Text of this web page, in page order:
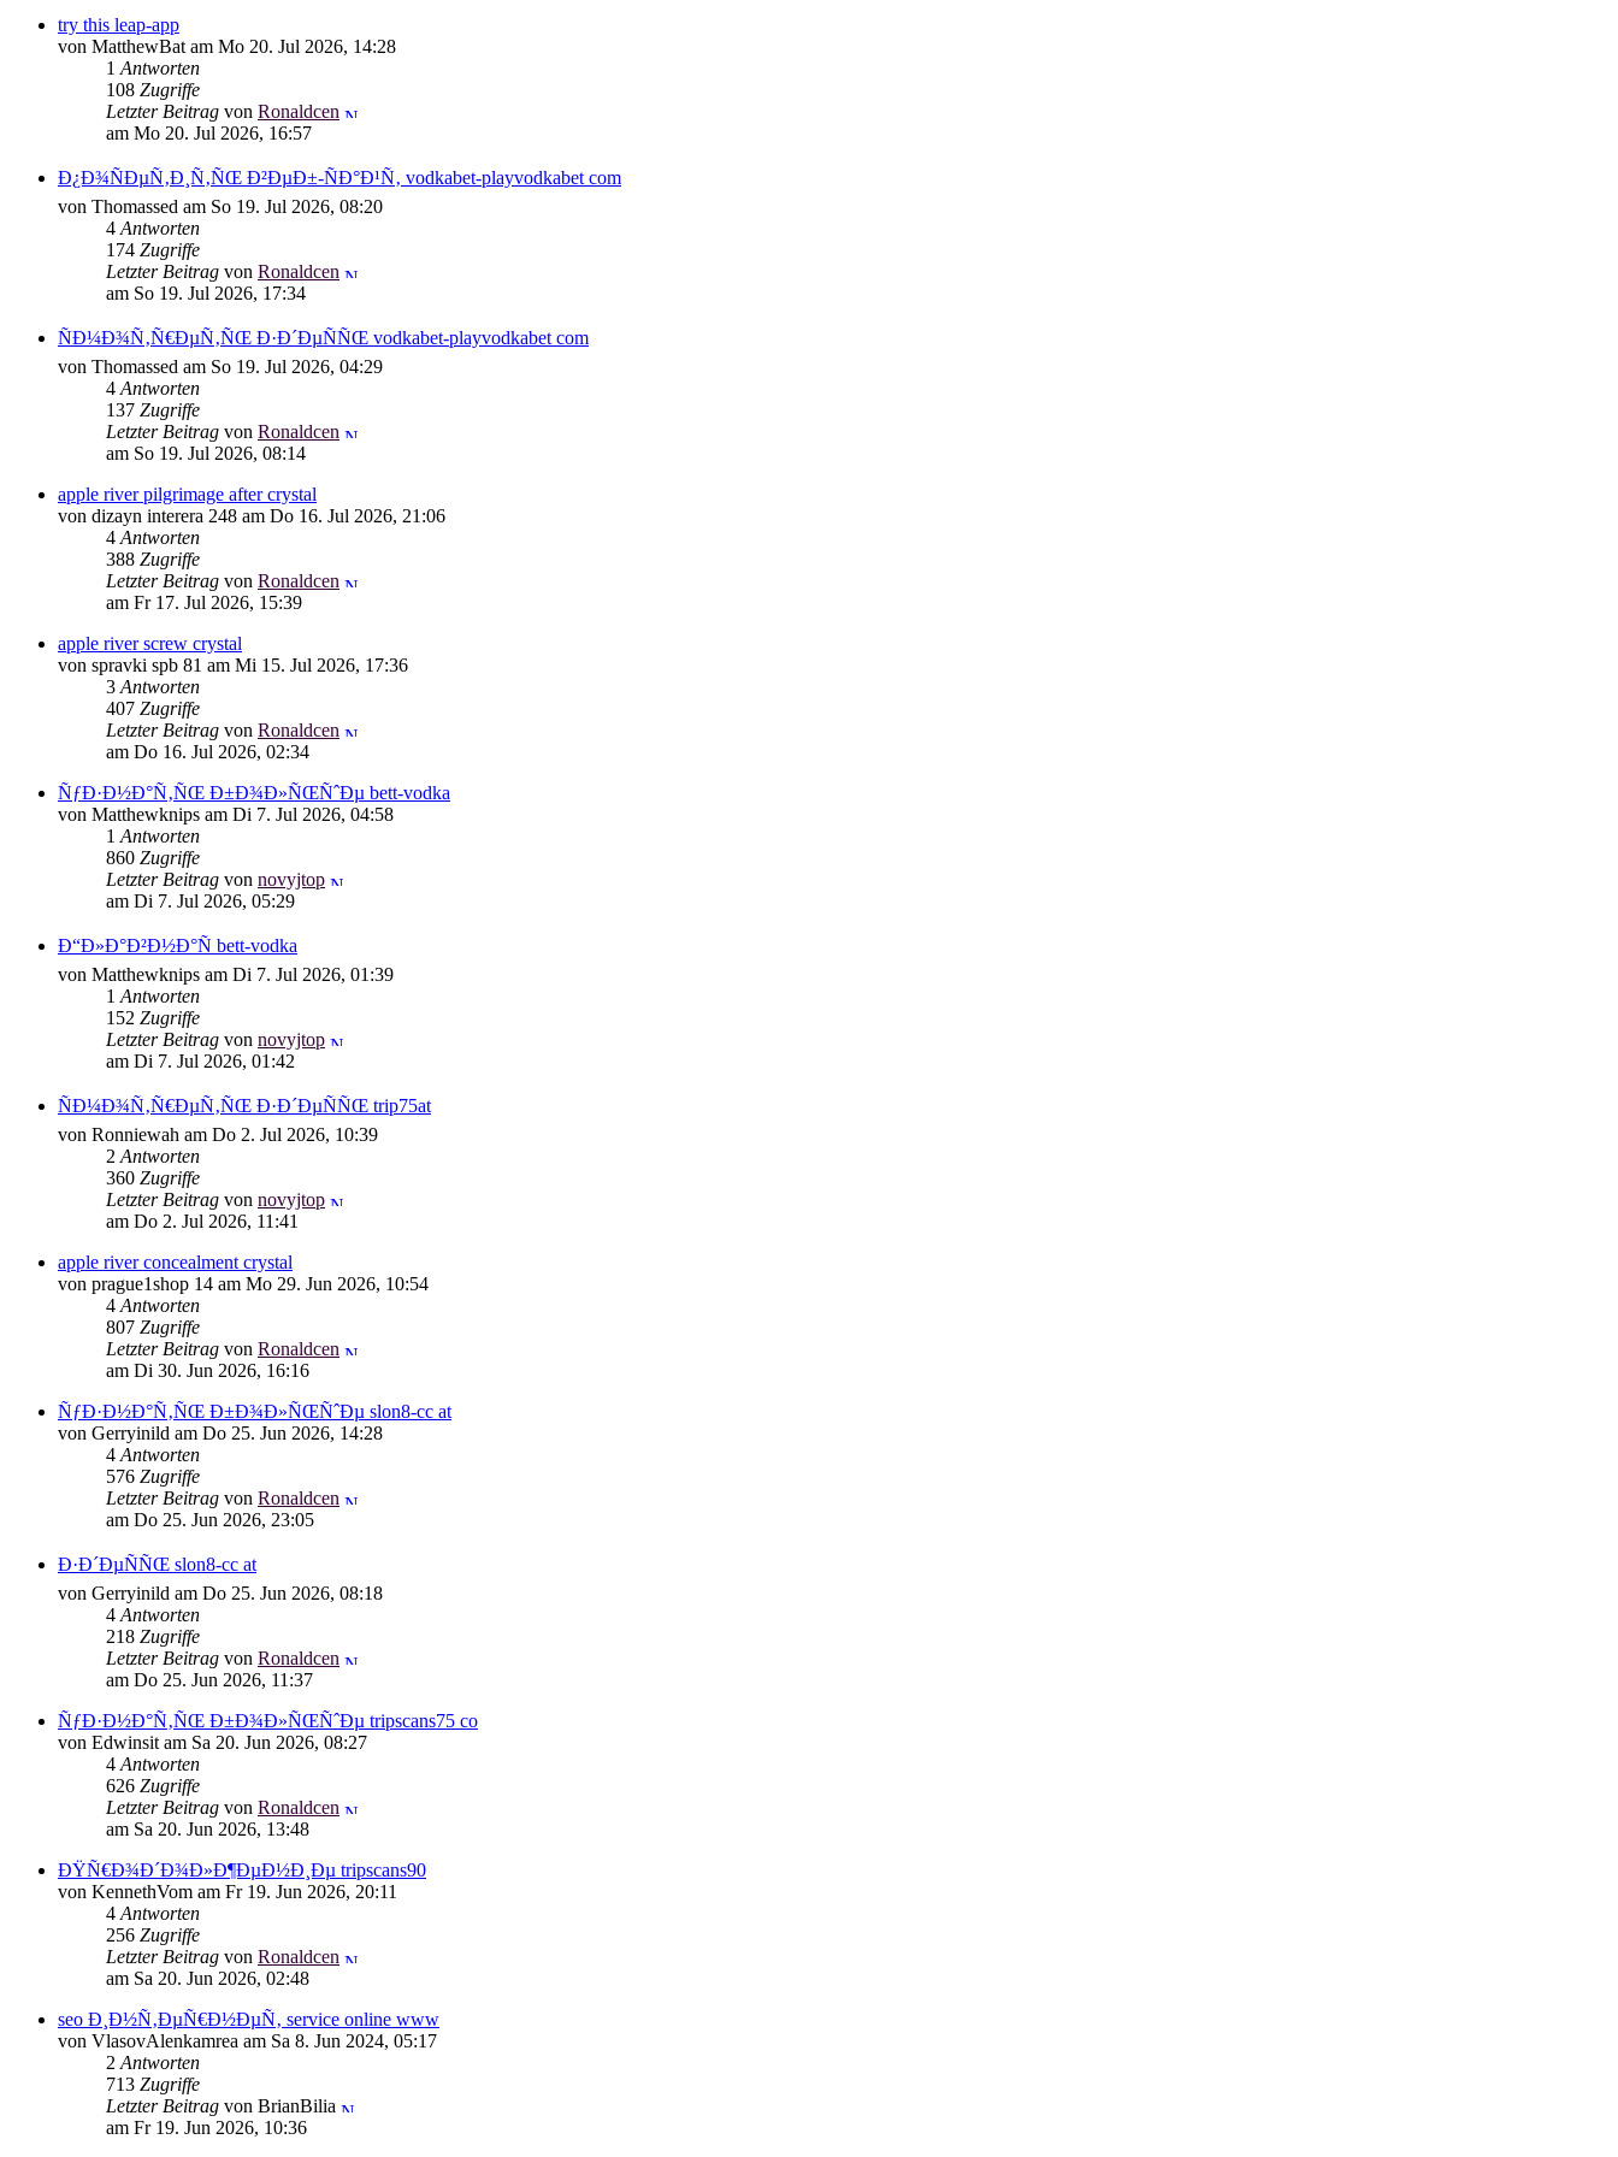
try this leap-app
von MatthewBat am Mo 20. Jul 2026, 14:28
1 Antworten
108 Zugriffe
Letzter Beitrag von Ronaldcen
am Mo 20. Jul 2026, 16:57
Ð¿Ð¾ÑÐµÑ‚Ð¸Ñ‚ÑŒ Ð²ÐµÐ±-ÑÐ°Ð¹Ñ‚ vodkabet-playvodkabet com
von Thomassed am So 19. Jul 2026, 08:20
4 Antworten
174 Zugriffe
Letzter Beitrag von Ronaldcen
am So 19. Jul 2026, 17:34
ÑÐ¼Ð¾Ñ‚Ñ€ÐµÑ‚ÑŒ Ð·Ð´ÐµÑÑŒ vodkabet-playvodkabet com
von Thomassed am So 19. Jul 2026, 04:29
4 Antworten
137 Zugriffe
Letzter Beitrag von Ronaldcen
am So 19. Jul 2026, 08:14
apple river pilgrimage after crystal
von dizayn interera 248 am Do 16. Jul 2026, 21:06
4 Antworten
388 Zugriffe
Letzter Beitrag von Ronaldcen
am Fr 17. Jul 2026, 15:39
apple river screw crystal
von spravki spb 81 am Mi 15. Jul 2026, 17:36
3 Antworten
407 Zugriffe
Letzter Beitrag von Ronaldcen
am Do 16. Jul 2026, 02:34
ÑƒÐ·Ð½Ð°Ñ‚ÑŒ Ð±Ð¾Ð»ÑŒÑˆÐµ bett-vodka
von Matthewknips am Di 7. Jul 2026, 04:58
1 Antworten
860 Zugriffe
Letzter Beitrag von novyjtop
am Di 7. Jul 2026, 05:29
Ð“Ð»Ð°Ð²Ð½Ð°Ñ bett-vodka
von Matthewknips am Di 7. Jul 2026, 01:39
1 Antworten
152 Zugriffe
Letzter Beitrag von novyjtop
am Di 7. Jul 2026, 01:42
ÑÐ¼Ð¾Ñ‚Ñ€ÐµÑ‚ÑŒ Ð·Ð´ÐµÑÑŒ trip75at
von Ronniewah am Do 2. Jul 2026, 10:39
2 Antworten
360 Zugriffe
Letzter Beitrag von novyjtop
am Do 2. Jul 2026, 11:41
apple river concealment crystal
von prague1shop 14 am Mo 29. Jun 2026, 10:54
4 Antworten
807 Zugriffe
Letzter Beitrag von Ronaldcen
am Di 30. Jun 2026, 16:16
ÑƒÐ·Ð½Ð°Ñ‚ÑŒ Ð±Ð¾Ð»ÑŒÑˆÐµ slon8-cc at
von Gerryinild am Do 25. Jun 2026, 14:28
4 Antworten
576 Zugriffe
Letzter Beitrag von Ronaldcen
am Do 25. Jun 2026, 23:05
Ð·Ð´ÐµÑÑŒ slon8-cc at
von Gerryinild am Do 25. Jun 2026, 08:18
4 Antworten
218 Zugriffe
Letzter Beitrag von Ronaldcen
am Do 25. Jun 2026, 11:37
ÑƒÐ·Ð½Ð°Ñ‚ÑŒ Ð±Ð¾Ð»ÑŒÑˆÐµ tripscans75 co
von Edwinsit am Sa 20. Jun 2026, 08:27
4 Antworten
626 Zugriffe
Letzter Beitrag von Ronaldcen
am Sa 20. Jun 2026, 13:48
ÐŸÑ€Ð¾Ð´Ð¾Ð»Ð¶ÐµÐ½Ð¸Ðµ tripscans90
von KennethVom am Fr 19. Jun 2026, 20:11
4 Antworten
256 Zugriffe
Letzter Beitrag von Ronaldcen
am Sa 20. Jun 2026, 02:48
seo Ð¸Ð½Ñ‚ÐµÑ€Ð½ÐµÑ‚ service online www
von VlasovAlenkamrea am Sa 8. Jun 2024, 05:17
2 Antworten
713 Zugriffe
Letzter Beitrag von BrianBilia
am Fr 19. Jun 2026, 10:36